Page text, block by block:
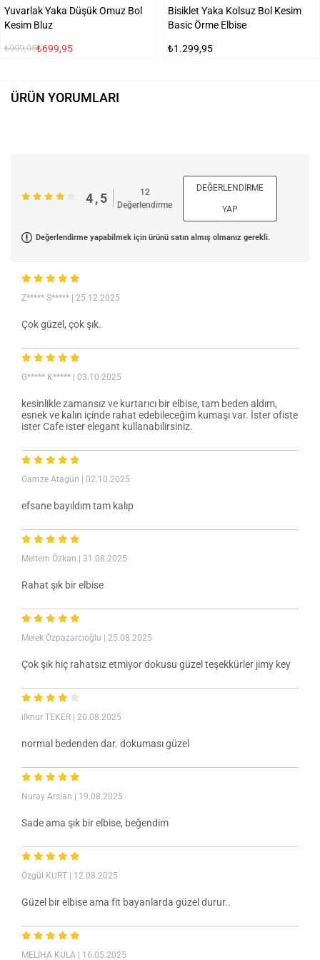
Yuvarlak Yaka Düşük Omuz Bol
Kesim Bluz
₺999,95₺699,95
Bisiklet Yaka Kolsuz Bol Kesim
Basic Örme Elbise
₺1.299,95
ÜRÜN YORUMLARI
4,5
12
Değerlendirme
DEĞERLENDIRME
YAP
Değerlendirme yapabilmek için ürünü satın almış olmanız gerekli.
Z***** S***** | 25.12.2025
Çok güzel, çok şık.
G***** K***** | 03.10.2025
kesinlikle zamansız ve kurtarıcı bir elbise, tam beden aldım,
esnek ve kalın içinde rahat edebileceğim kumaşı var. İster ofiste
ister Cafe ister elegant kullanabilirsiniz.
Gamze Atagün | 02.10.2025
efsane bayıldım tam kalıp
Meltem Özkan | 31.08.2025
Rahat şık bir elbise
Melek Özpazarcıoğlu | 25.08.2025
Çok şık hiç rahatsız etmiyor dokusu güzel teşekkürler jimy key
ilknur TEKER | 20.08.2025
normal bedenden dar. dokuması güzel
Nuray Arslan | 19.08.2025
Sade ama şık bir elbise, beğendim
Özgül KURT | 12.08.2025
Güzel bir elbise ama fit bayanlarda güzel durur..
MELİHA KULA | 16.05.2025